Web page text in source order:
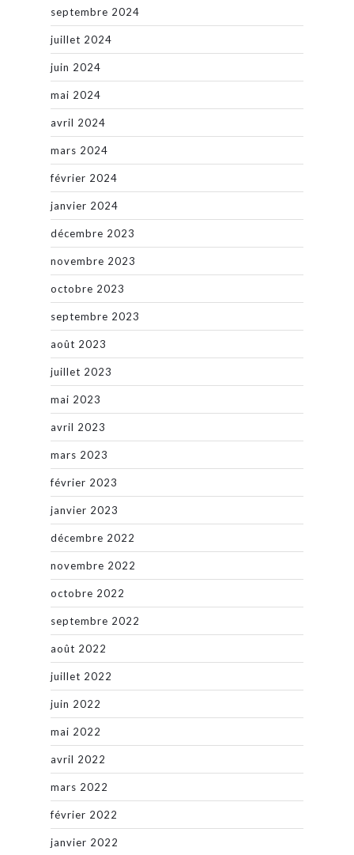
septembre 2024
juillet 2024
juin 2024
mai 2024
avril 2024
mars 2024
février 2024
janvier 2024
décembre 2023
novembre 2023
octobre 2023
septembre 2023
août 2023
juillet 2023
mai 2023
avril 2023
mars 2023
février 2023
janvier 2023
décembre 2022
novembre 2022
octobre 2022
septembre 2022
août 2022
juillet 2022
juin 2022
mai 2022
avril 2022
mars 2022
février 2022
janvier 2022